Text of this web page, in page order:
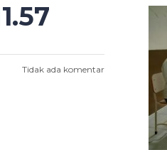
Tidak ada komentar